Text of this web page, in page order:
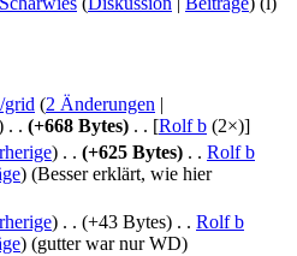
grid ‎‎ (2 Änderungen |
. . (+668 Bytes) . . [Rolf b ‎ (2×)]
) . . (+625 Bytes) . . Rolf b
) (Besser erklärt, wie hier
) . . (+43 Bytes) . . Rolf b
) (gutter war nur WD)